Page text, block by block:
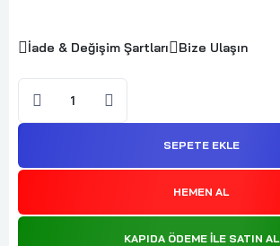
İade & Değişim Şartları Bize Ulaşın
SEPETE EKLE
HEMEN AL
KAPIDA ÖDEME ILE SATIN AL